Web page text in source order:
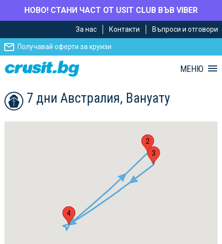
НОВО! СТАНИ ЧАСТ ОТ USIT CLUB ВЪВ VIBER
главното
съдържание
Навигацията
За нас Контакти Въпроси и отговори
Получавай оферти за круизи
МЕНЮ
7 дни Австралия, Вануату
1
2
3
4